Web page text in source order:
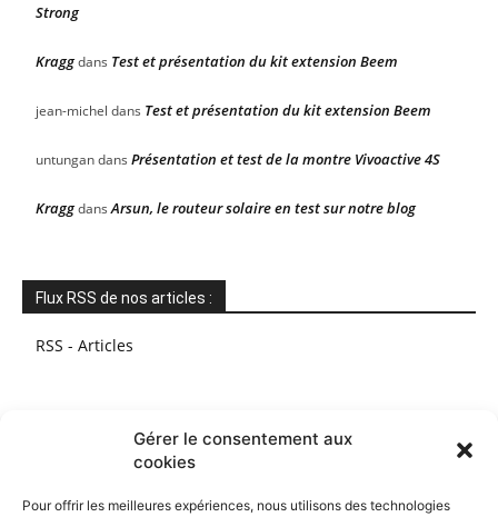
Gérer le consentement aux
cookies
Pour offrir les meilleures expériences, nous utilisons des technologies
Strong
Kraggdans Test et présentation du kit extension Beem
jean-michel dans Test et présentation du kit extension Beem
untungandans Présentation et test de la montre Vivoactive 4S
KraggdansArsun, le routeur solaire en test sur notre blog
Flux RSS de nos articles :
RSS - Articles